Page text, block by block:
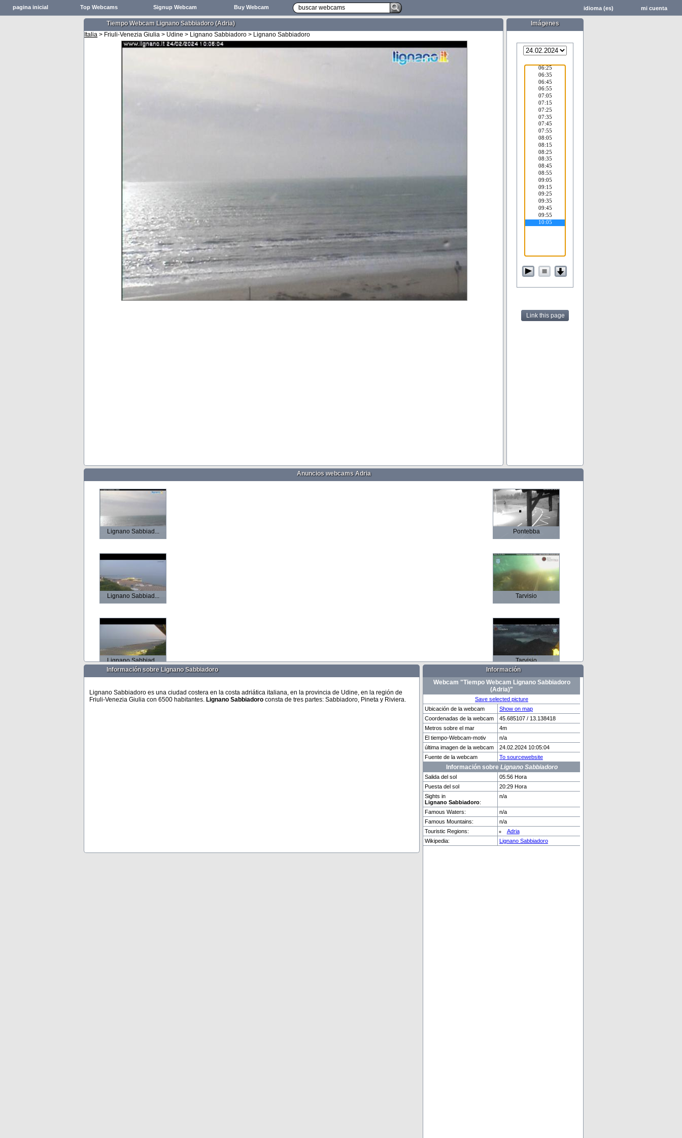
pagina inicial Top Webcams Signup Webcam Buy Webcam mi cuenta
idioma (es)
Tiempo Webcam Lignano Sabbiadoro (Adria)
Italia > Friuli-Venezia Giulia > Udine > Lignano Sabbiadoro > Lignano Sabbiadoro
Imágenes
Link this page
Anuncios webcams Adria
Lignano Sabbiad...
Lignano Sabbiad...
Lignano Sabbiad...
Pontebba
Tarvisio
Tarvisio
Chamonix-Mont-B... Praga
Weitere 4 Webcams in Lignano Sabbiadoro vorhanden.
Información
Webcam "Tiempo Webcam Lignano Sabbiadoro
(Adria)"
Save selected picture
Ubicación de la webcam
Show on map
Coordenadas de la webcam
45.685107 / 13.138418
Metros sobre el mar
4m
El tiempo-Webcam-motiv
n/a
última imagen de la webcam
24.02.2024 10:05:04
Fuente de la webcam
To sourcewebsite
Información sobre Lignano Sabbiadoro
Salida del sol
05:56 Hora
Puesta del sol
20:29 Hora
Sights in
Lignano Sabbiadoro:
n/a
Famous Waters:
n/a
Famous Mountains:
n/a
Touristic Regions:
Adria
Wikipedia:
Lignano Sabbiadoro
Información sobre Lignano Sabbiadoro
Lignano Sabbiadoro es una ciudad costera en la costa adriática italiana, en la provincia de Udine, en la región de
Friuli-Venezia Giulia con 6500 habitantes. Lignano Sabbiadoro consta de tres partes: Sabbiadoro, Pineta y Riviera.